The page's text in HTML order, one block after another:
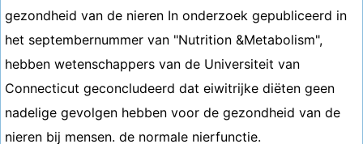
gezondheid van de nieren In onderzoek gepubliceerd in
het septembernummer van "Nutrition &Metabolism",
hebben wetenschappers van de Universiteit van
Connecticut geconcludeerd dat eiwitrijke diëten geen
nadelige gevolgen hebben voor de gezondheid van de
nieren bij mensen. de normale nierfunctie.